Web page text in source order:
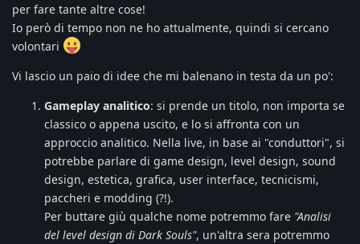
per fare tante altre cose!
Io però di tempo non ne ho attualmente, quindi si cercano
volontari
Vi lascio un paio di idee che mi balenano in testa da un po':
Gameplay analitico: si prende un titolo, non importa se
classico o appena uscito, e lo si affronta con un
approccio analitico. Nella live, in base ai "conduttori", si
potrebbe parlare di game design, level design, sound
design, estetica, grafica, user interface, tecnicismi,
paccheri e modding (?!).
Per buttare giù qualche nome potremmo fare "Analisi
del level design di Dark Souls", un'altra sera potremmo